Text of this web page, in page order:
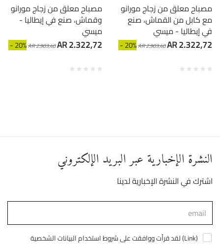
مصباح معلق من زجاج مورانو
وقماش، صنع في إيطاليا -
ميسي
- 20%AR 2.903,40AR 2.322,72
مصباح معلق من زجاج مورانو
مع كابل من القماش، صنع
في إيطاليا - ميسي
- 20%AR 2.903,40AR 2.322,72
النشرة الإخبارية عبر البريد الإلكتروني
اشترك في النشرة الإخبارية لدينا
لقد قرأت ووافقت على شروط استخدام البيانات الشخصية (Link)